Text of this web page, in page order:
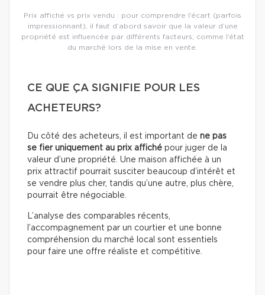
Prix affiché vs prix vendu : pour comprendre l’écart (parfois
impressionnant), il faut d’abord savoir que la valeur d’une
propriété est influencée par différents facteurs, comme l’état
du marché lors de la mise en vente.
CE QUE ÇA SIGNIFIE POUR LES
ACHETEURS?
Du côté des acheteurs, il est important de ne pas
se fier uniquement au prix affiché pour juger de la
valeur d’une propriété. Une maison affichée à un
prix attractif pourrait susciter beaucoup d’intérêt et
se vendre plus cher, tandis qu’une autre, plus chère,
pourrait être négociable.
L’analyse des comparables récents,
l’accompagnement par un courtier et une bonne
compréhension du marché local sont essentiels
pour faire une offre réaliste et compétitive.